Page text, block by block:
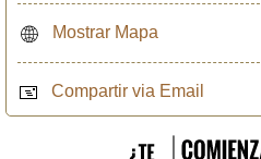
Mostrar Mapa
Compartir via Email